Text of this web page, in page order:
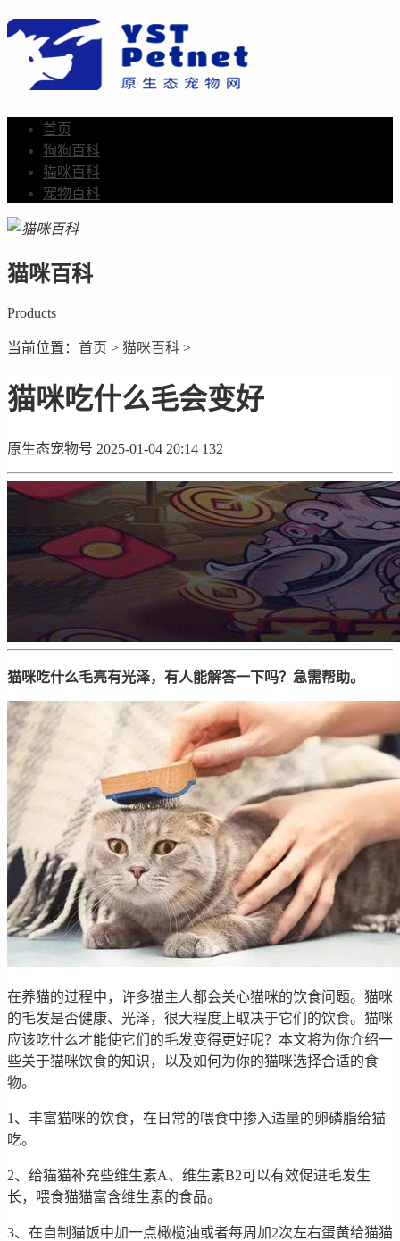
首页
狗狗百科
猫咪百科
宠物百科
猫咪百科
Products
当前位置： 首页 > 猫咪百科 >
猫咪吃什么毛会变好
原生态宠物号 2025-01-04 20:14 132
猫咪吃什么毛亮有光泽，有人能解答一下吗？急需帮助。
在养猫的过程中，许多猫主人都会关心猫咪的饮食问题。猫咪
的毛发是否健康、光泽，很大程度上取决于它们的饮食。猫咪
应该吃什么才能使它们的毛发变得更好呢？本文将为你介绍一
些关于猫咪饮食的知识，以及如何为你的猫咪选择合适的食
物。
1、丰富猫咪的饮食，在日常的喂食中掺入适量的卵磷脂给猫
吃。
2、给猫猫补充些维生素A、维生素B2可以有效促进毛发生
长，喂食猫猫富含维生素的食品。
3、在自制猫饭中加一点橄榄油或者每周加2次左右蛋黄给猫猫